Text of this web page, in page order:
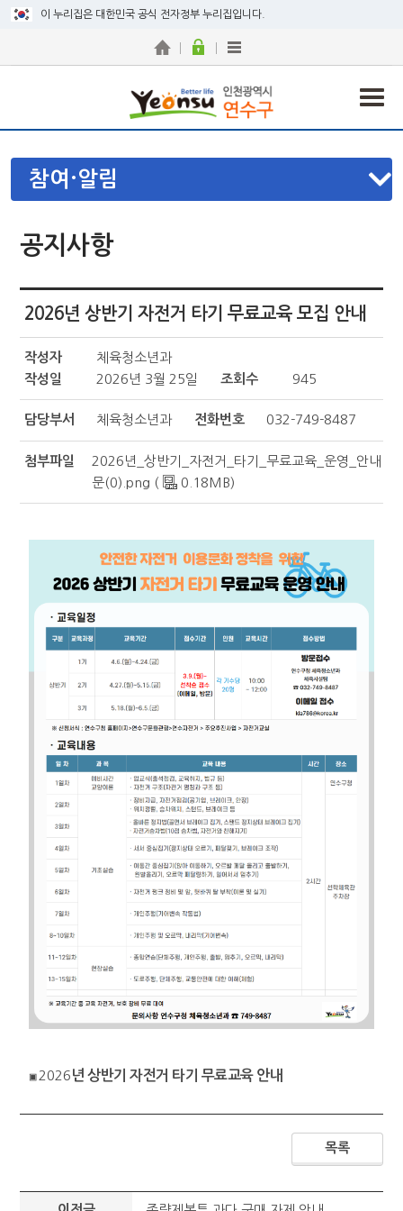
이 누리집은 대한민국 공식 전자정부 누리집입니다.
참여·알림
공지사항
2026년 상반기 자전거 타기 무료교육 모집 안내
작성자
체육청소년과
작성일
2026년 3월 25일 조회수 945
담당부서 체육청소년과 전화번호 032-749-8487
첨부파일
2026년_상반기_자전거_타기_무료교육_운영_안내
문(0).png (
0.18MB)
▣ 2026 년 상반기 자전거 타기 무료교육 안내
목록